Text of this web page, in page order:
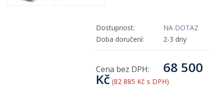
Dostupnost:
NA DOTAZ
Doba doručení:
2-3 dny
Cena bez DPH: 68 500
Kč (82 885 Kč s DPH)